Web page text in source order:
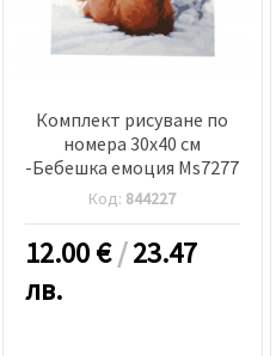
Комплект рисуване по
номера 30x40 см
-Бебешка емоция Ms7277
Код: 844227
12.00€/23.47
лв.